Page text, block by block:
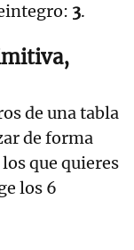
3.
de una tabla
de forma
que quieres
los 6